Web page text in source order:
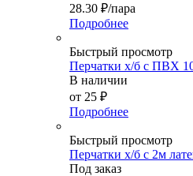
28.30 ₽/пара
Подробнее
Быстрый просмотр
Перчатки х/б с ПВХ
В наличии
от 25 ₽
Подробнее
Быстрый просмотр
Перчатки х/б с 2м
Под заказ